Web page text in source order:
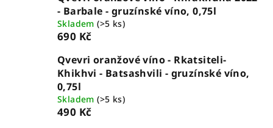
- Barbale - gruzínské víno, 0,75l
Skladem(>5 ks)
690 Kč
Qvevri oranžové víno - Rkatsiteli-
Khikhvi - Batsashvili - gruzínské víno,
0,75l
Skladem(>5 ks)
490 Kč